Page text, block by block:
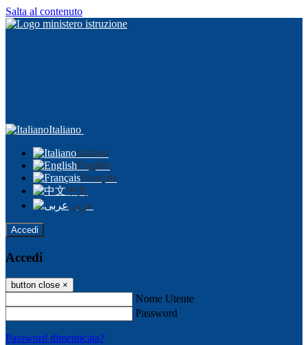
Salta al contenuto
Italiano
Italiano
English
Français
中文
عربى
Accedi
Accedi
button close ×
Nome Utente
Password
Password dimenticata?